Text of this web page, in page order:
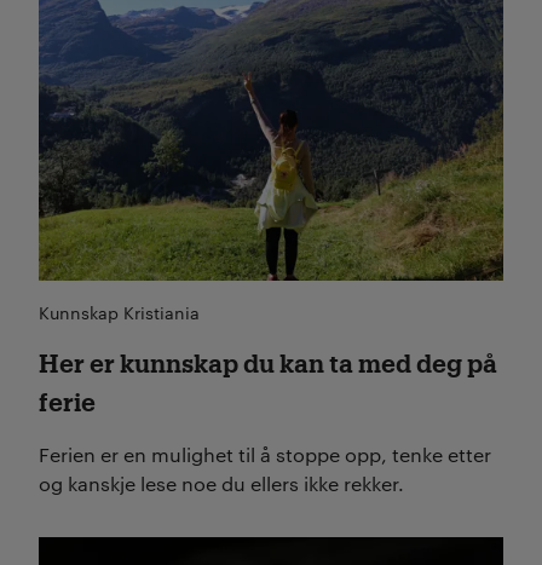
Kunnskap Kristiania
Her er kunnskap du kan ta med deg på
ferie
Ferien er en mulighet til å stoppe opp, tenke etter
og kanskje lese noe du ellers ikke rekker.